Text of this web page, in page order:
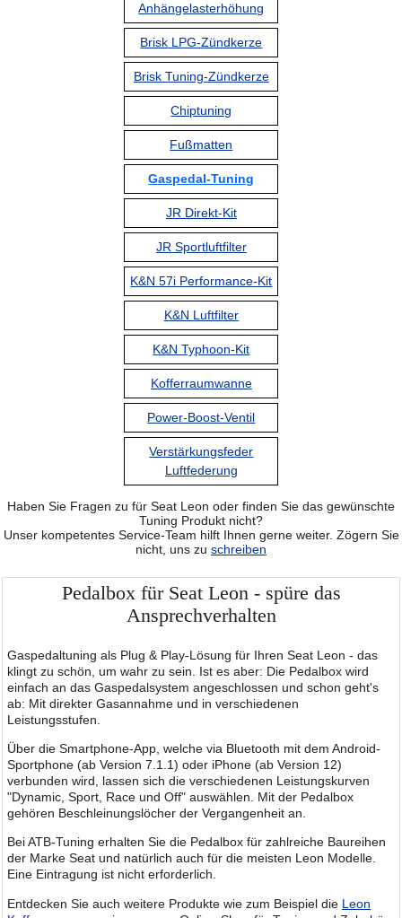
Anhängelasterhöhung
Brisk LPG-Zündkerze
Brisk Tuning-Zündkerze
Chiptuning
Fußmatten
Gaspedal-Tuning
JR Direkt-Kit
JR Sportluftfilter
K&N 57i Performance-Kit
K&N Luftfilter
K&N Typhoon-Kit
Kofferraumwanne
Power-Boost-Ventil
Verstärkungsfeder
Luftfederung
Haben Sie Fragen zu für Seat Leon oder finden Sie das gewünschte
Tuning Produkt nicht?
Unser kompetentes Service-Team hilft Ihnen gerne weiter. Zögern Sie
nicht, uns zu schreiben
Pedalbox für Seat Leon - spüre das
Ansprechverhalten
Gaspedaltuning als Plug & Play-Lösung für Ihren Seat Leon - das
klingt zu schön, um wahr zu sein. Ist es aber: Die Pedalbox wird
einfach an das Gaspedalsystem angeschlossen und schon geht's
ab: Mit direkter Gasannahme und in verschiedenen
Leistungsstufen.
Über die Smartphone-App, welche via Bluetooth mit dem Android-
Sportphone (ab Version 7.1.1) oder iPhone (ab Version 12)
verbunden wird, lassen sich die verschiedenen Leistungskurven
"Dynamic, Sport, Race und Off" auswählen. Mit der Pedalbox
gehören Beschleinungslöcher der Vergangenheit an.
Bei ATB-Tuning erhalten Sie die Pedalbox für zahlreiche Baureihen
der Marke Seat und natürlich auch für die meisten Leon Modelle.
Eine Eintragung ist nicht erforderlich.
Entdecken Sie auch weitere Produkte wie zum Beispiel die Leon